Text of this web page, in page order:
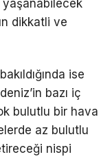
dikkatli ve
ise
bazı iç
bulutlu bir hava
az bulutlu
nispi